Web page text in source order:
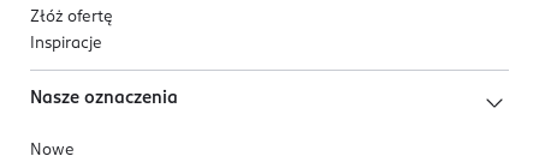
Złóż ofertę
Inspiracje
Nasze oznaczenia
Nowe